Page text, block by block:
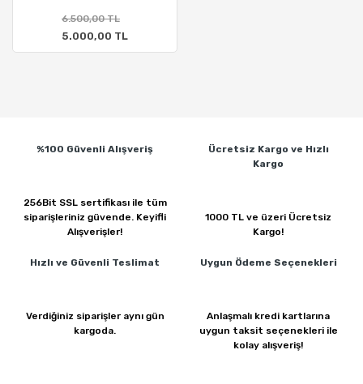
6.500,00 TL
5.000,00 TL
%100 Güvenli Alışveriş
256Bit SSL sertifikası ile tüm
siparişleriniz güvende. Keyifli
Alışverişler!
Ücretsiz Kargo ve Hızlı
Kargo
1000 TL ve üzeri Ücretsiz
Kargo!
Hızlı ve Güvenli Teslimat
Verdiğiniz siparişler aynı gün
kargoda.
Uygun Ödeme Seçenekleri
Anlaşmalı kredi kartlarına
uygun taksit seçenekleri ile
kolay alışveriş!